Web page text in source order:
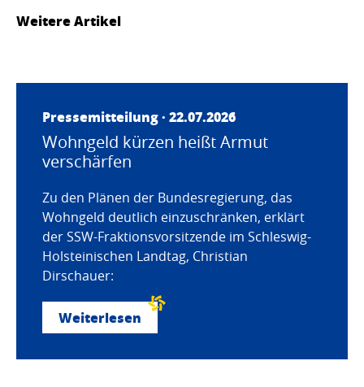
Weitere Artikel
Pressemitteilung · 22.07.2026
Wohngeld kürzen heißt Armut
verschärfen
Zu den Plänen der Bundesregierung, das
Wohngeld deutlich einzuschränken, erklärt
der SSW-Fraktionsvorsitzende im Schleswig-
Holsteinischen Landtag, Christian
Dirschauer:
Weiterlesen